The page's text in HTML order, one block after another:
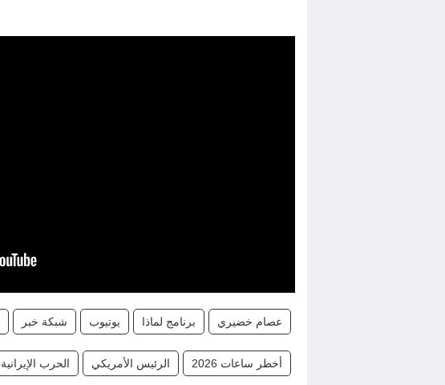
عصام خضيري برنامج لماذا يوتيوب شبكة خبر
أخطر ساعات 2026 الرئيس الأمريكي الحرب الإيرانية